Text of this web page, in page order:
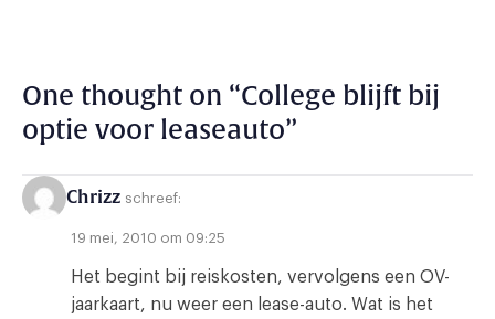
One thought on “College blijft bij
optie voor leaseauto”
Chrizz schreef:
19 mei, 2010 om 09:25
Het begint bij reiskosten, vervolgens een OV-
jaarkaart, nu weer een lease-auto. Wat is het